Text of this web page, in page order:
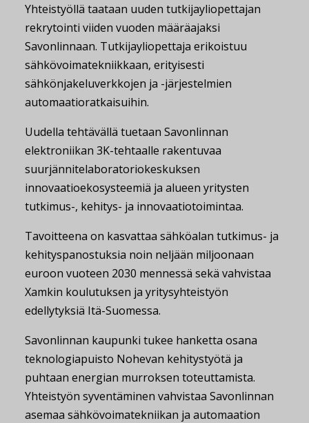
Yhteistyöllä taataan uuden tutkijayliopettajan
rekrytointi viiden vuoden määräajaksi
Savonlinnaan. Tutkijayliopettaja erikoistuu
sähkövoimatekniikkaan, erityisesti
sähkönjakeluverkkojen ja -järjestelmien
automaatioratkaisuihin.
Uudella tehtävällä tuetaan Savonlinnan
elektroniikan 3K-tehtaalle rakentuvaa
suurjännitelaboratoriokeskuksen
innovaatioekosysteemiä ja alueen yritysten
tutkimus-, kehitys- ja innovaatiotoimintaa.
Tavoitteena on kasvattaa sähköalan tutkimus- ja
kehityspanostuksia noin neljään miljoonaan
euroon vuoteen 2030 mennessä sekä vahvistaa
Xamkin koulutuksen ja yritysyhteistyön
edellytyksiä Itä-Suomessa.
Savonlinnan kaupunki tukee hanketta osana
teknologiapuisto Nohevan kehitystyötä ja
puhtaan energian murroksen toteuttamista.
Yhteistyön syventäminen vahvistaa Savonlinnan
asemaa sähkövoimatekniikan ja automaation